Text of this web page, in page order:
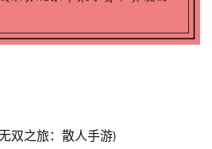
双之旅：散人手游)